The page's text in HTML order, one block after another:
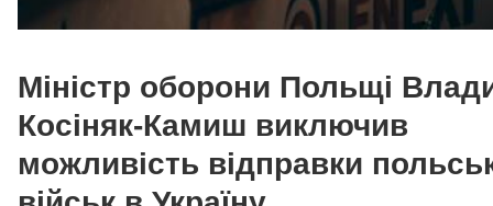
Міністр оборони Польщі
Косіняк-Камиш виключив
можливість відправки